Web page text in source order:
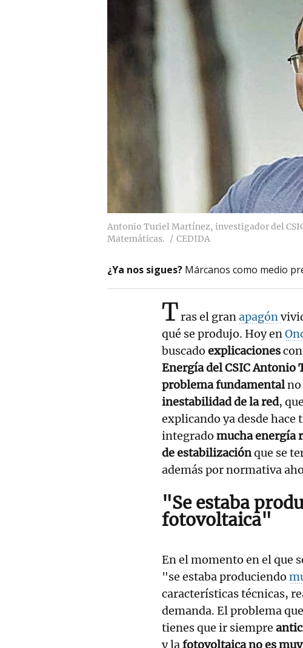
Antonio Turiel Martínez, investigador del
Matemáticas.
CEDIDA
¿Ya nos sigues? Márcanos como medio
Tras el granapagón
qué se produjo. Hoy en
buscado explicaciones
Energía del CSICAntonio
problema fundamentalno
inestabilidad de la red,
explicando ya desde hace
integrado mucha energía
de estabilizaciónque se
además por normativa
"Se estaba
fotovoltaica"
En el momento en el que
"se estaba produciendo
características técnicas,
demanda. El problema
tienes que ir siempre
y lafotovoltaica no es